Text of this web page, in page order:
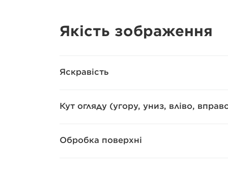
Якість зображення
Яскравість
Кут огляду (угору, униз, вліво,
Обробка поверхні